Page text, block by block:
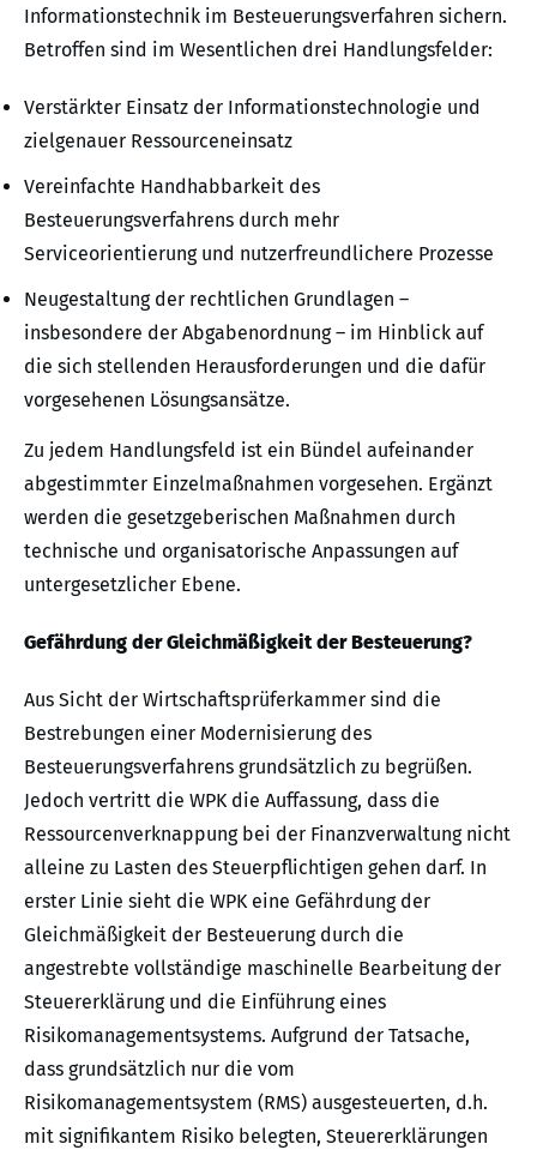
Informationstechnik im Besteuerungsverfahren sichern.
Betroffen sind im Wesentlichen drei Handlungsfelder:
Verstärkter Einsatz der Informationstechnologie und
zielgenauer Ressourceneinsatz
Vereinfachte Handhabbarkeit des
Besteuerungsverfahrens durch mehr
Serviceorientierung und nutzerfreundlichere Prozesse
Neugestaltung der rechtlichen Grundlagen –
insbesondere der Abgabenordnung – im Hinblick auf
die sich stellenden Herausforderungen und die dafür
vorgesehenen Lösungsansätze.
Zu jedem Handlungsfeld ist ein Bündel aufeinander
abgestimmter Einzelmaßnahmen vorgesehen. Ergänzt
werden die gesetzgeberischen Maßnahmen durch
technische und organisatorische Anpassungen auf
untergesetzlicher Ebene.
Gefährdung der Gleichmäßigkeit der Besteuerung?
Aus Sicht der Wirtschaftsprüferkammer sind die
Bestrebungen einer Modernisierung des
Besteuerungsverfahrens grundsätzlich zu begrüßen.
Jedoch vertritt die WPK die Auffassung, dass die
Ressourcenverknappung bei der Finanzverwaltung nicht
alleine zu Lasten des Steuerpflichtigen gehen darf. In
erster Linie sieht die WPK eine Gefährdung der
Gleichmäßigkeit der Besteuerung durch die
angestrebte vollständige maschinelle Bearbeitung der
Steuererklärung und die Einführung eines
Risikomanagementsystems. Aufgrund der Tatsache,
dass grundsätzlich nur die vom
Risikomanagementsystem (RMS) ausgesteuerten, d.h.
mit signifikantem Risiko belegten, Steuererklärungen